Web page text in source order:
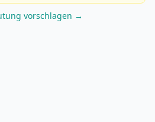
vorschlagen →